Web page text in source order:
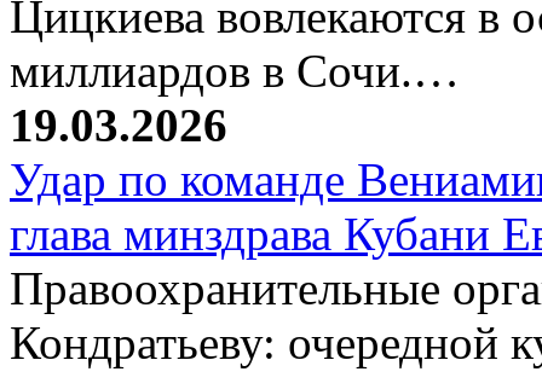
Цицкиева вовлекаются в
миллиардов в Сочи.…
19.03.2026
Удар по команде
глава минздрава Кубани
Правоохранительные
Кондратьеву: очередной